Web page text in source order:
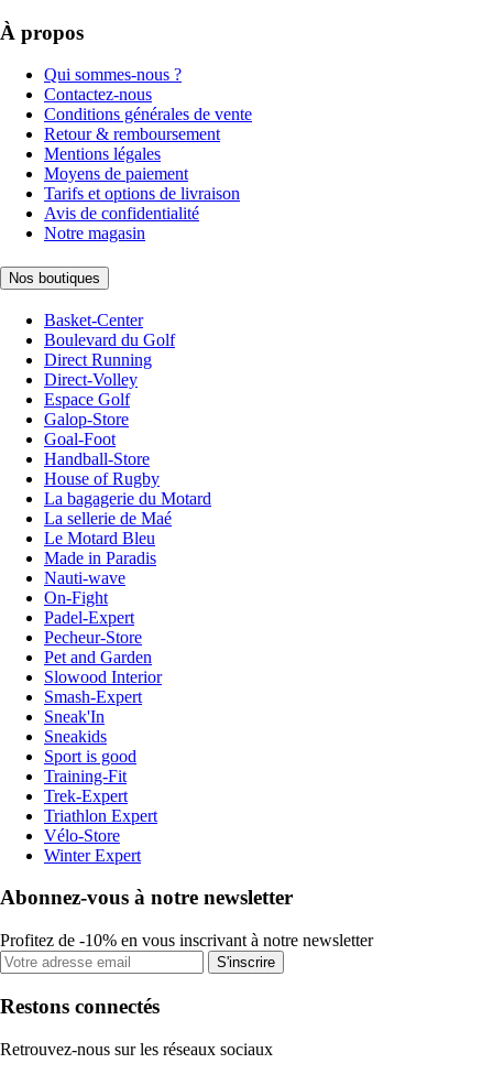
À propos
Qui sommes-nous ?
Contactez-nous
Conditions générales de vente
Retour & remboursement
Mentions légales
Moyens de paiement
Tarifs et options de livraison
Avis de confidentialité
Notre magasin
Nos boutiques
Basket-Center
Boulevard du Golf
Direct Running
Direct-Volley
Espace Golf
Galop-Store
Goal-Foot
Handball-Store
House of Rugby
La bagagerie du Motard
La sellerie de Maé
Le Motard Bleu
Made in Paradis
Nauti-wave
On-Fight
Padel-Expert
Pecheur-Store
Pet and Garden
Slowood Interior
Smash-Expert
Sneak'In
Sneakids
Sport is good
Training-Fit
Trek-Expert
Triathlon Expert
Vélo-Store
Winter Expert
Abonnez-vous à notre newsletter
Profitez de -10% en vous inscrivant à notre newsletter
S'inscrire
Restons connectés
Retrouvez-nous sur les réseaux sociaux